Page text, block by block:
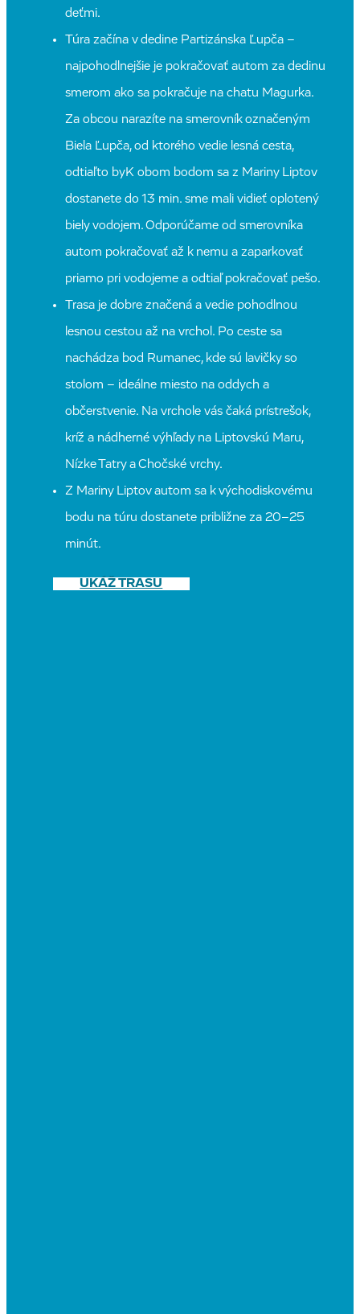
deťmi.
Túra začína v dedine Partizánska Ľupča –
najpohodlnejšie je pokračovať autom za dedinu
smerom ako sa pokračuje na chatu Magurka.
Za obcou narazíte na smerovník označeným
Biela Ľupča, od ktorého vedie lesná cesta,
odtiaľto byK obom bodom sa z Mariny Liptov
dostanete do 13 min. sme mali vidieť oplotený
biely vodojem. Odporúčame od smerovníka
autom pokračovať až k nemu a zaparkovať
priamo pri vodojeme a odtiaľ pokračovať pešo.
Trasa je dobre značená a vedie pohodlnou
lesnou cestou až na vrchol. Po ceste sa
nachádza bod Rumanec, kde sú lavičky so
stolom – ideálne miesto na oddych a
občerstvenie. Na vrchole vás čaká prístrešok,
kríž a nádherné výhľady na Liptovskú Maru,
Nízke Tatry a Chočské vrchy.
Z Mariny Liptov autom sa k východiskovému
bodu na túru dostanete približne za 20–25
minút.
UKÁŽ TRASU